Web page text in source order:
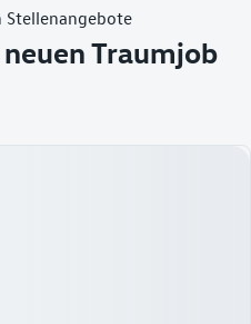
Stellenangebote
Traumjob